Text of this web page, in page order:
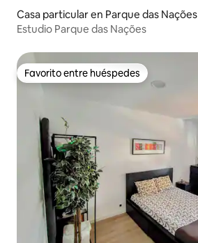
Casa particular en Parque das Nações
Estudio Parque das Nações
Favorito entre huéspedes
Favorito entre huéspedes